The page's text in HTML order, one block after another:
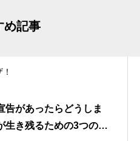
め記事
告があったらどうしま
生き残るための3つの選